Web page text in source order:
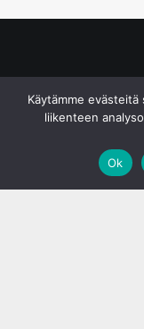
Käytämme
liikenteen
Ok